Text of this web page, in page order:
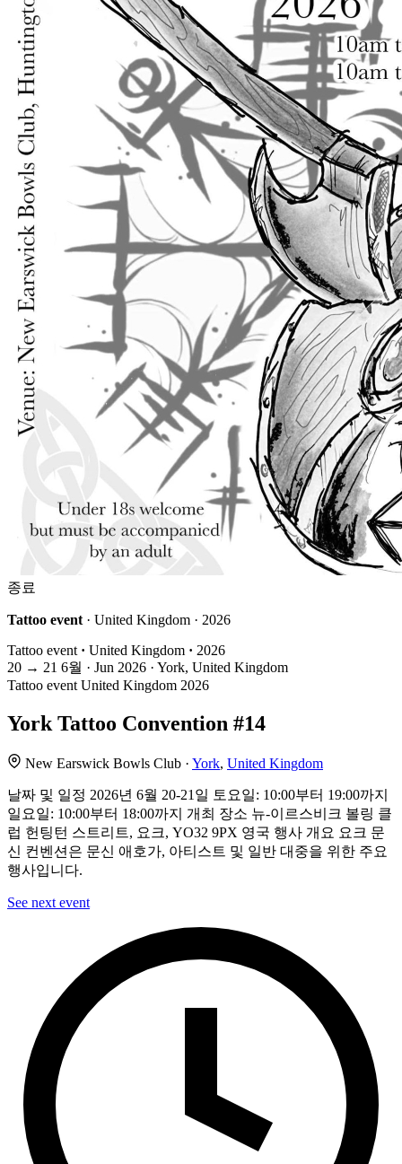
종료
Tattoo event · United Kingdom · 2026
Tattoo event · United Kingdom · 2026
20 → 21 6월 · Jun 2026 · York, United Kingdom
Tattoo event United Kingdom 2026
York Tattoo Convention #14
New Earswick Bowls Club · York, United Kingdom
날짜 및 일정 2026년 6월 20-21일 토요일: 10:00부터 19:00까지
일요일: 10:00부터 18:00까지 개최 장소 뉴-이르스비크 볼링 클
럽 헌팅턴 스트리트, 요크, YO32 9PX 영국 행사 개요 요크 문
신 컨벤션은 문신 애호가, 아티스트 및 일반 대중을 위한 주요
행사입니다.
See next event